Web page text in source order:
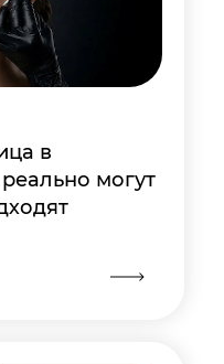
в
могут